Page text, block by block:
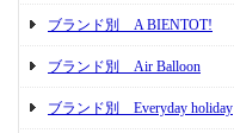
ブランド別 A BIENTOT!
ブランド別 Air Balloon
ブランド別 Everyday holiday